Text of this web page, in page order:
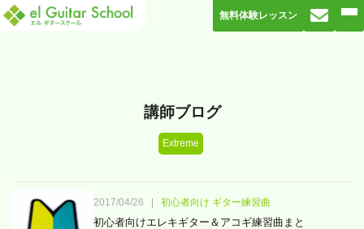
無料体験レッスン
講師ブログ
Extreme
2017/04/26 初心者向け ギター練習曲
初心者向けエレキギター＆アコギ練習曲まと